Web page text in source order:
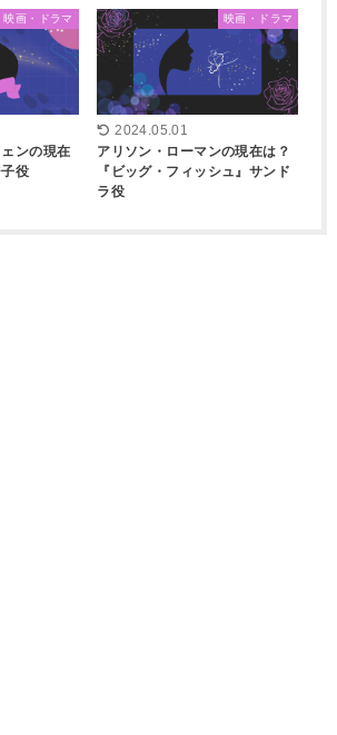
映画・ドラマ
ンの現在
役
映画・ドラマ
2024.05.01
アリソン・ローマンの現在は？
『ビッグ・フィッシュ』サンド
ラ役